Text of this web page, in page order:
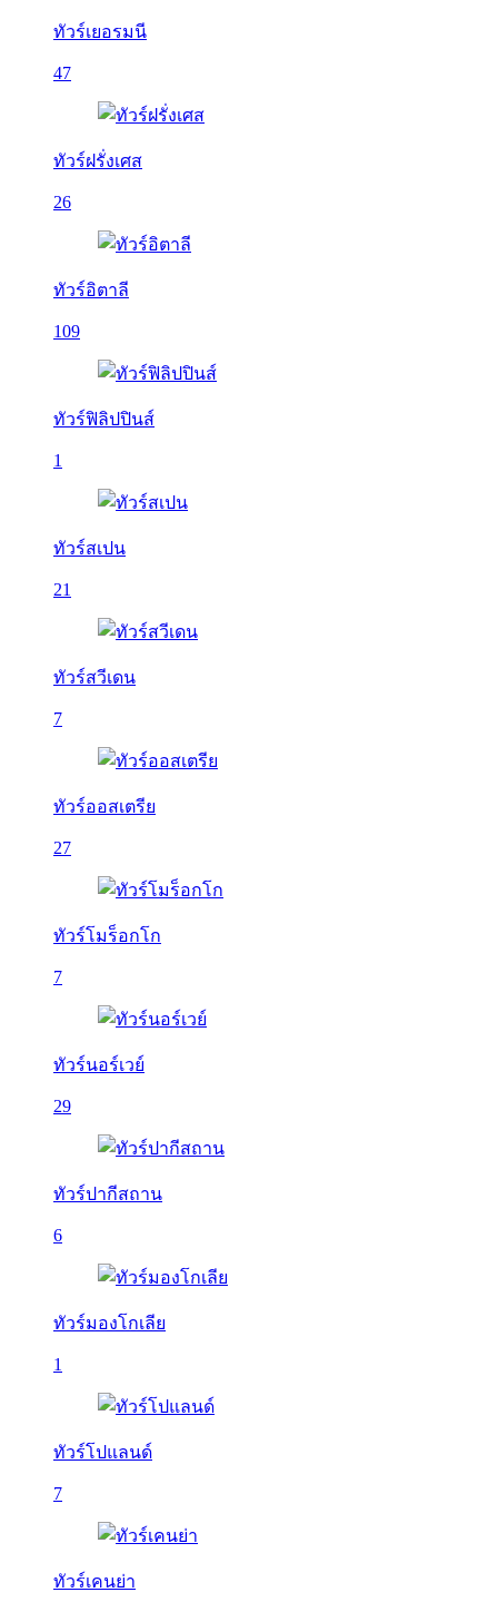
ทัวร์เยอรมนี
47
ทัวร์ฝรั่งเศส
26
ทัวร์อิตาลี
109
ทัวร์ฟิลิปปินส์
1
ทัวร์สเปน
21
ทัวร์สวีเดน
7
ทัวร์ออสเตรีย
27
ทัวร์โมร็อกโก
7
ทัวร์นอร์เวย์
29
ทัวร์ปากีสถาน
6
ทัวร์มองโกเลีย
1
ทัวร์โปแลนด์
7
ทัวร์เคนย่า